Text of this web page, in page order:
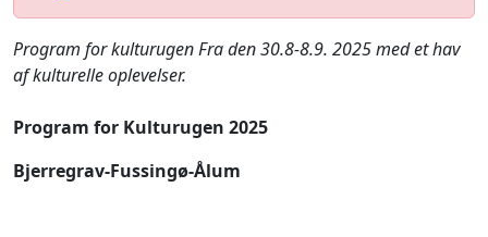
Program for kulturugen Fra den 30.8-8.9. 2025 med et hav
af kulturelle oplevelser.
Program for Kulturugen 2025
Bjerregrav-Fussingø-Ålum